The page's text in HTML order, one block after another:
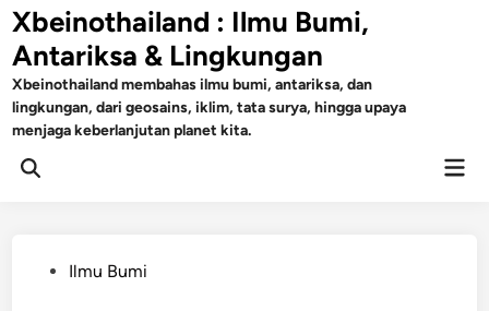
Skip
to
content
Xbeinothailand : Ilmu Bumi,
Antariksa & Lingkungan
Xbeinothailand membahas ilmu bumi, antariksa, dan
lingkungan, dari geosains, iklim, tata surya, hingga upaya
menjaga keberlanjutan planet kita.
Open
PostedIlmu Bumi